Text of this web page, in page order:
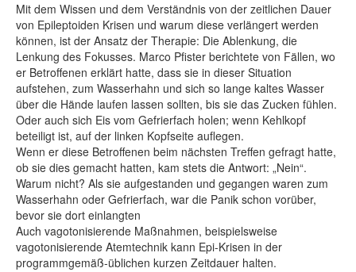
Mit dem Wissen und dem Verständnis von der zeitlichen Dauer
von Epileptoiden Krisen und warum diese verlängert werden
können, ist der Ansatz der Therapie: Die Ablenkung, die
Lenkung des Fokusses. Marco Pfister berichtete von Fällen, wo
er Betroffenen erklärt hatte, dass sie in dieser Situation
aufstehen, zum Wasserhahn und sich so lange kaltes Wasser
über die Hände laufen lassen sollten, bis sie das Zucken fühlen.
Oder auch sich Eis vom Gefrierfach holen; wenn Kehlkopf
beteiligt ist, auf der linken Kopfseite auflegen.
Wenn er diese Betroffenen beim nächsten Treffen gefragt hatte,
ob sie dies gemacht hatten, kam stets die Antwort: „Nein“.
Warum nicht? Als sie aufgestanden und gegangen waren zum
Wasserhahn oder Gefrierfach, war die Panik schon vorüber,
bevor sie dort einlangten
Auch vagotonisierende Maßnahmen, beispielsweise
vagotonisierende Atemtechnik kann Epi-Krisen in der
programmgemäß-üblichen kurzen Zeitdauer halten.